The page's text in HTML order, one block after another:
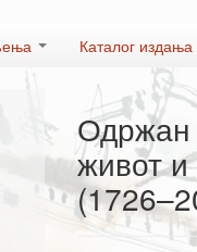
Каталог издања
Одржан
живот и